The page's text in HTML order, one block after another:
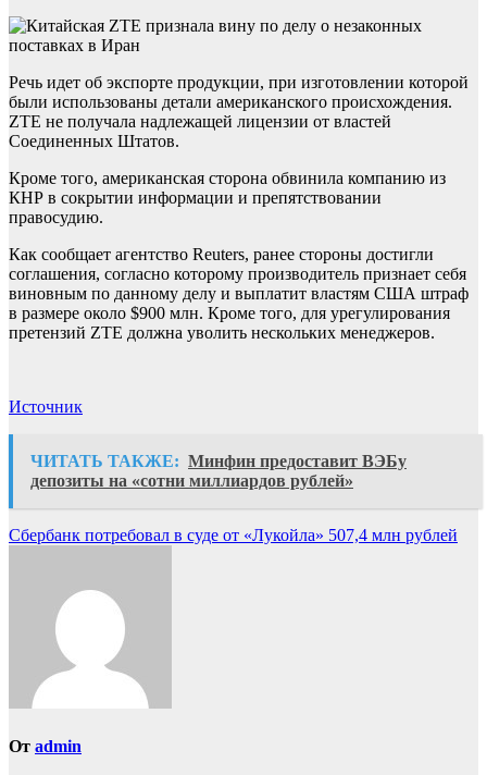
Речь идет об экспорте продукции, при изготовлении которой
были использованы детали американского происхождения.
ZTE не получала надлежащей лицензии от властей
Соединенных Штатов.
Кроме того, американская сторона обвинила компанию из
КНР в сокрытии информации и препятствовании
правосудию.
Как сообщает агентство Reuters, ранее стороны достигли
соглашения, согласно которому производитель признает себя
виновным по данному делу и выплатит властям США штраф
в размере около $900 млн. Кроме того, для урегулирования
претензий ZTE должна уволить нескольких менеджеров.
Источник
ЧИТАТЬ ТАКЖЕ: Минфин предоставит ВЭБу
депозиты на «сотни миллиардов рублей»
Навигация
записям
Сбербанк потребовал в суде от «Лукойла» 507,4 млн рублей
От admin